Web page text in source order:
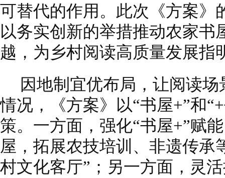
可替代的作用。此次《方案》
以务实创新的举措推动农家书
越，为乡村阅读高质量发展指
因地制宜优布局，让阅读
情况，《方案》以“书屋+”和
策。一方面，强化“书屋+”赋
屋，拓展农技培训、非遗传承
村文化客厅”；另一方面，灵